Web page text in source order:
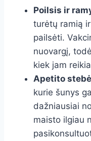
Poilsis ir
turėtų ramią
pailsėti.
nuovargį,
kiek jam
Apetito
kurie šunys
dažniausiai
maisto ilgiau